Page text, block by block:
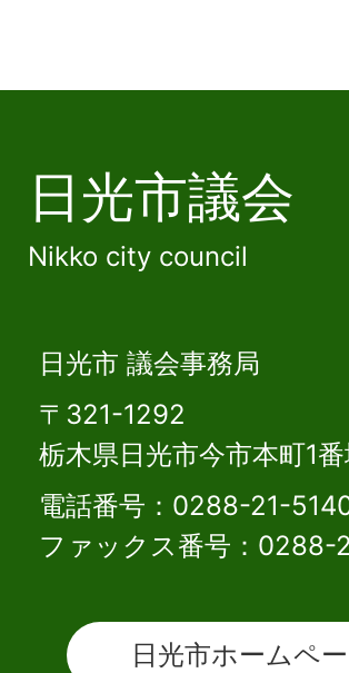
日光市議会
Nikko city council
日光市 議会事務局
〒321-1292
栃木県日光市今市本町1
電話番号：0288-21-
ファックス番号：0288-
日光市ホームペ